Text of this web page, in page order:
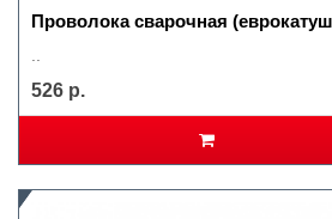
Проволока сварочная
526 р.